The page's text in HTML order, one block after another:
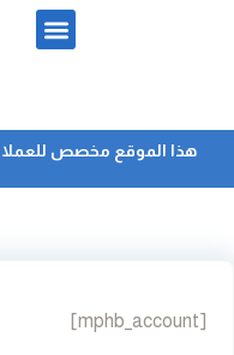
هذا الموقع مخصص
[mphb_account]